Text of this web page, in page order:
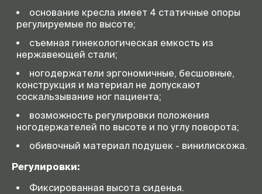
основание кресла имеет 4 статичные опоры
регулируемые по высоте;
съемная гинекологическая емкость из
нержавеющей стали;
ногодержатели эргономичные, бесшовные,
конструкция и материал не допускают
соскальзывание ног пациента;
возможность регулировки положения
ногодержателей по высоте и по углу поворота;
обивочный материал подушек - винилискожа.
Регулировки:
Фиксированная высота сиденья.